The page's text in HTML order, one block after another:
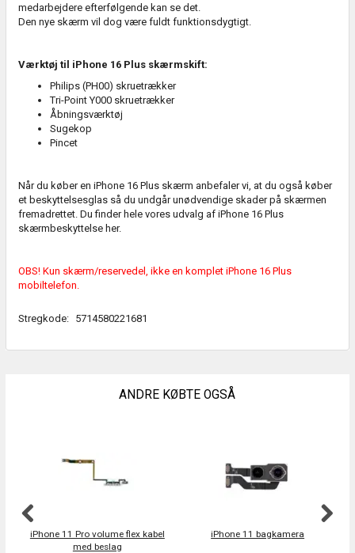
medarbejdere efterfølgende kan se det.
Den nye skærm vil dog være fuldt funktionsdygtigt.
Værktøj til iPhone 16 Plus skærmskift:
Philips (PH00) skruetrækker
Tri-Point Y000 skruetrækker
Åbningsværktøj
Sugekop
Pincet
Når du køber en iPhone 16 Plus skærm anbefaler vi, at du også køber
et beskyttelsesglas så du undgår unødvendige skader på skærmen
fremadrettet. Du finder hele vores udvalg af iPhone 16 Plus
skærmbeskyttelse her.
OBS! Kun skærm/reservedel, ikke en komplet iPhone 16 Plus
mobiltelefon.
Stregkode: 5714580221681
ANDRE KØBTE OGSÅ
iPhone 11 Pro volume flex kabel
med beslag
iPhone 11 bagkamera